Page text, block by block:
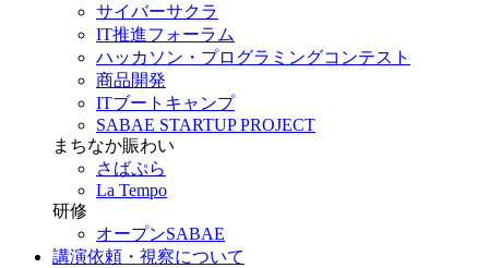
サイバーサクラ
IT推進フォーラム
ハッカソン・プログラミングコンテスト
商品開発
ITブートキャンプ
SABAE STARTUP PROJECT
まちなか賑わい
さばぷら
La Tempo
研修
オープンSABAE
講演依頼・視察について